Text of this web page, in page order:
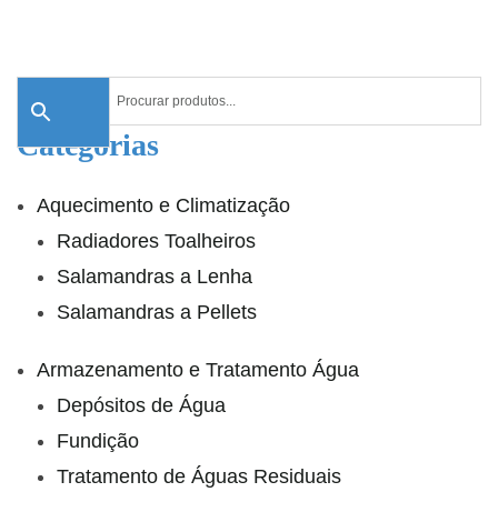
Categorias
Aquecimento e Climatização
Radiadores Toalheiros
Salamandras a Lenha
Salamandras a Pellets
Armazenamento e Tratamento Água
Depósitos de Água
Fundição
Tratamento de Águas Residuais